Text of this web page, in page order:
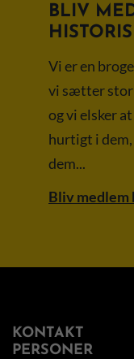
BLIV
Vi er en
vi sætter stor
og vi elsker
hurtigt i
dem...
Bliv medlem
KONTAKT
PERSONER